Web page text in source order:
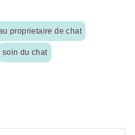
proprietaire de chat
soin du chat